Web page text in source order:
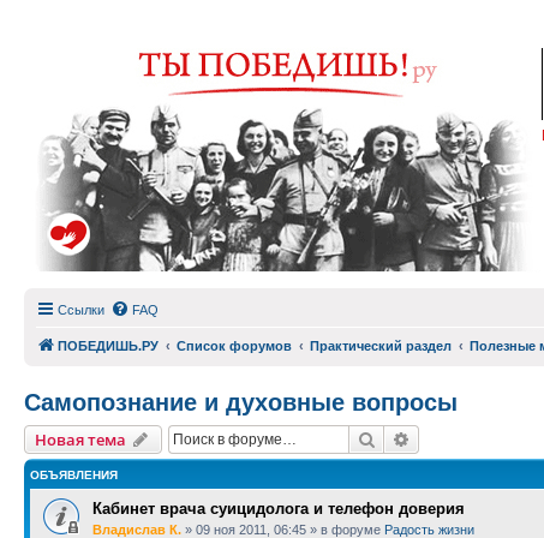
Ссылки FAQ
ПОБЕДИШЬ.РУ Список форумов Практический раздел Полезные
Самопознание и духовные вопросы
Новая тема Поиск
ОБЪЯВЛЕНИЯ
Кабинет врача суицидолога и телефон доверия
Владислав К. » 09 ноя 2011, 06:45 » в форуме Радость жизни